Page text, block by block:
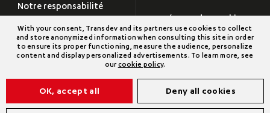
Notre responsabilité
Carrières
Salle de Presse
Plan du site
Transdev Groupe
©2026 Transdev
With your consent, Transdev and its partners use cookies to collect
and store anonymized information when consulting this site in order
to ensure its proper functioning, measure the audience, personalize
content and display personalized advertisements. To learn more, see
ourcookie policy.
OK, accept all Deny all cookies